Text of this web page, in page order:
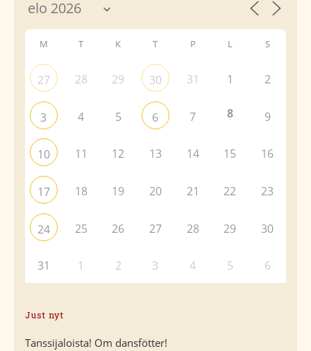
M T K T P L S
27 28 29 30 31 1 2
3 4 5 6 7 8 9
10 11 12 13 14 15 16
17 18 19 20 21 22 23
24 25 26 27 28 29 30
31 1 2 3 4 5 6
Just nyt
Tanssijaloista! Om dansfötter!